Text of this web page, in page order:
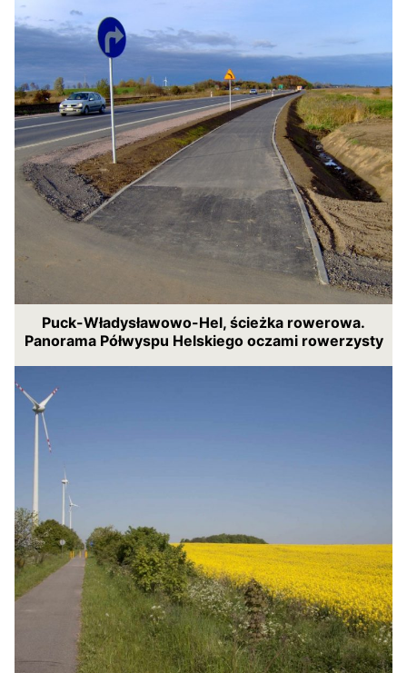
Puck-Władysławowo-Hel, ścieżka rowerowa.
Panorama Półwyspu Helskiego oczami rowerzysty